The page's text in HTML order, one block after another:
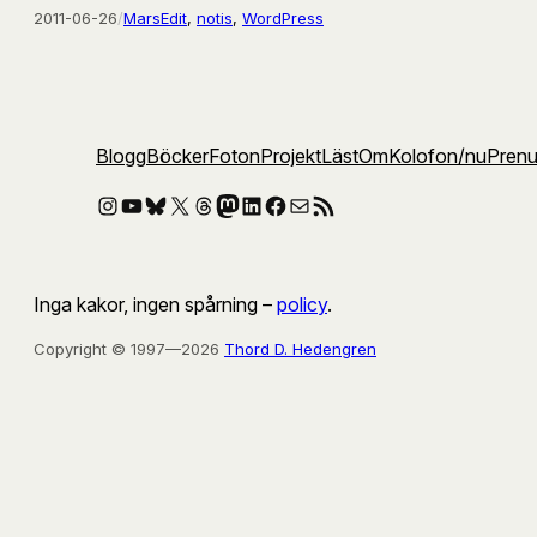
2011-06-26/MarsEdit, notis, WordPress
BloggBöckerFotonProjektLästOmKolofon/nu
Instagram
YouTube
Bluesky
X Threads
Mastodon
LinkedIn
Facebook
E-postRSS-flöde
Inga kakor, ingen spårning – policy.
Copyright © 1997—2026 Thord D. Hedengren